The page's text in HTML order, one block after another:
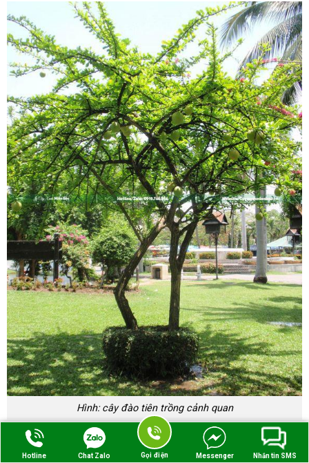
Hình: cây đào tiên trồng cảnh quan
Về đất trồng
Hotline Chat Zalo Gọi điện Messenger Nhắn tin SMS